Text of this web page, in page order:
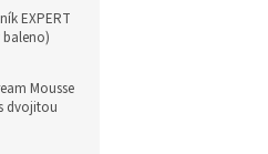
EXPERT
baleno)
Mousse
dvojitou